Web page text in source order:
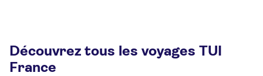
Découvrez tous les voyages TUI
France